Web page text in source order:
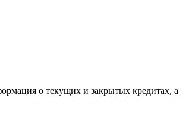
о текущих и закрытых кредитах, а